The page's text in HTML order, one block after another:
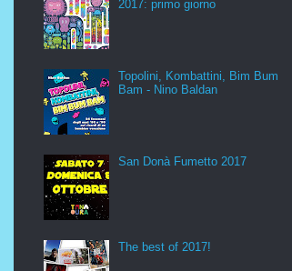
2017: primo giorno
Topolini, Kombattini, Bim Bum
Bam - Nino Baldan
San Donà Fumetto 2017
The best of 2017!